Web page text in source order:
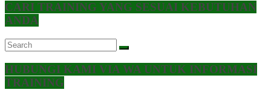
CARI TRAINING YANG SESUAI KEBUTUHAN
ANDA
HUBUNGI KAMI VIA WA UNTUK INFORMASI
TRAINING